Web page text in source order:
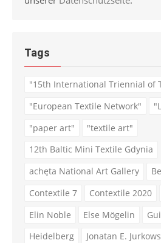
Tags
"15th International Triennial of
"European Textile Network"
"paper art"
"textile art"
12th Baltic Mini Textile Gdynia
achęta National Art Gallery
Contextile 7
Contextile 2020
Elin Noble
Else Mögelin
Heidelberg
Jonatan E.